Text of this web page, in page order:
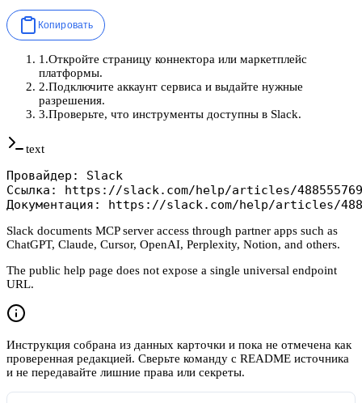
Копировать
1 .Откройте страницу коннектора или маркетплейс
платформы.
2.Подключите аккаунт сервиса и выдайте нужные
разрешения.
3.Проверьте, что инструменты доступны в Slack.
text
Провайдер: Slack
Ссылка: https://slack.com/help/articles/
Документация: https://slack.com/help/articles/
Slack documents MCP server access through partner apps such as
ChatGPT, Claude, Cursor, OpenAI, Perplexity, Notion, and others.
The public help page does not expose a single universal endpoint
URL.
Инструкция собрана из данных карточки и пока не отмечена как
проверенная редакцией. Сверьте команду с README источника
и не передавайте лишние права или секреты.